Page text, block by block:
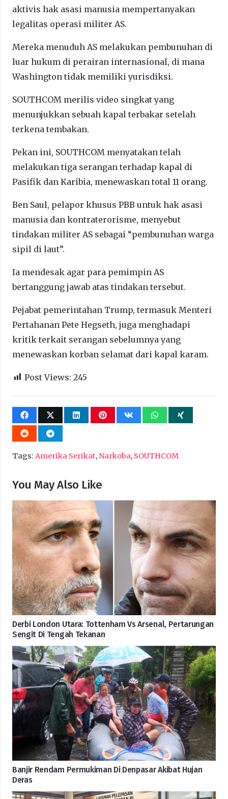
aktivis hak asasi manusia mempertanyakan
legalitas operasi militer AS.
Mereka menuduh AS melakukan pembunuhan di
luar hukum di perairan internasional, di mana
Washington tidak memiliki yurisdiksi.
SOUTHCOM merilis video singkat yang
menunjukkan sebuah kapal terbakar setelah
terkena tembakan.
Pekan ini, SOUTHCOM menyatakan telah
melakukan tiga serangan terhadap kapal di
Pasifik dan Karibia, menewaskan total 11 orang.
Ben Saul, pelapor khusus PBB untuk hak asasi
manusia dan kontraterorisme, menyebut
tindakan militer AS sebagai “pembunuhan warga
sipil di laut”.
Ia mendesak agar para pemimpin AS
bertanggung jawab atas tindakan tersebut.
Pejabat pemerintahan Trump, termasuk Menteri
Pertahanan Pete Hegseth, juga menghadapi
kritik terkait serangan sebelumnya yang
menewaskan korban selamat dari kapal karam.
Post Views: 245
Tags: Amerika Serikat, Narkoba, SOUTHCOM
You May Also Like
Derbi London Utara: Tottenham Vs Arsenal, Pertarungan
Sengit Di Tengah Tekanan
Banjir Rendam Permukiman Di Denpasar Akibat Hujan
Deras